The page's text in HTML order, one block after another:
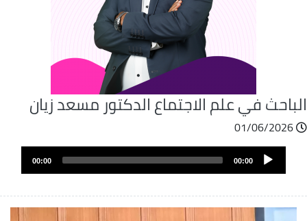
في علم الاجتماع الدكتور مسعد زيان
01/06/2026
Audio
Player
00:00
00:00